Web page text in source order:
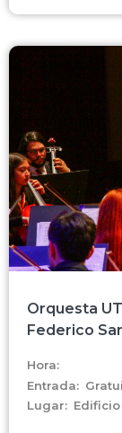
Orquesta
Federico
Hora:
Entrada:
Lugar: